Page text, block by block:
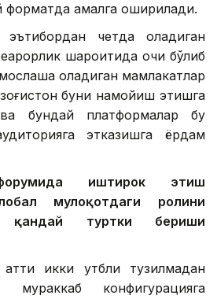
форматда амалга оширилади.
четда қоладиган
шароитида очиқ бўлиб
оладиган мамлакатлар
буни намойиш этишга
ва бундай платформалар бу
этказишга ёрдам
иштирок этиш
мулоқотдаги ролини
қандай туртки бериши
икки қутбли тузилмадан
мураккаб конфигурацияга